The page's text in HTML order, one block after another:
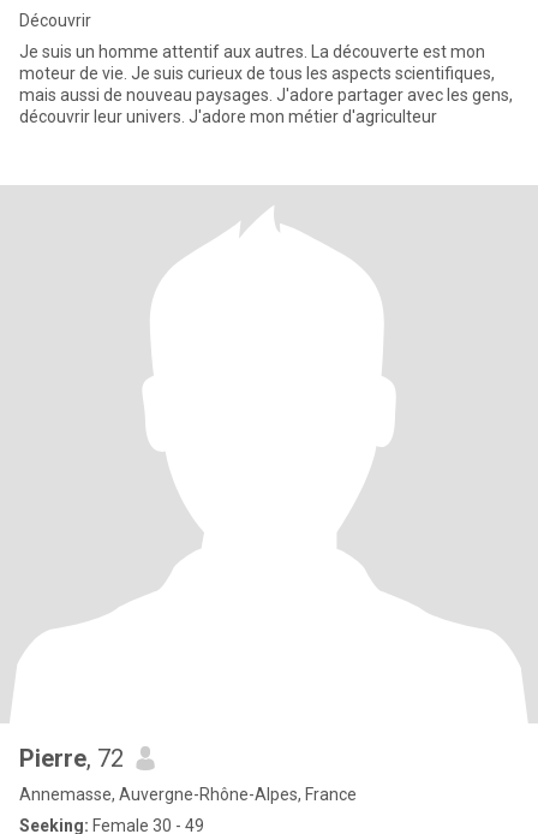
Découvrir
Je suis un homme attentif aux autres. La découverte est mon
moteur de vie. Je suis curieux de tous les aspects scientifiques,
mais aussi de nouveau paysages. J'adore partager avec les gens,
découvrir leur univers. J'adore mon métier d'agriculteur
Pierre, 72
Annemasse, Auvergne-Rhône-Alpes, France
Seeking: Female 30 - 49